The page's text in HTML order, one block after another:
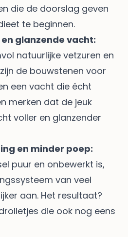
die de doorslag geven
te beginnen.
glanzende vacht:
natuurlijke vetzuren en
de bouwstenen voor
een vacht die écht
merken dat de jeuk
voller en glanzender
en minder poep:
puur en onbewerkt is,
van veel
aan. Het resultaat?
die ook nog eens